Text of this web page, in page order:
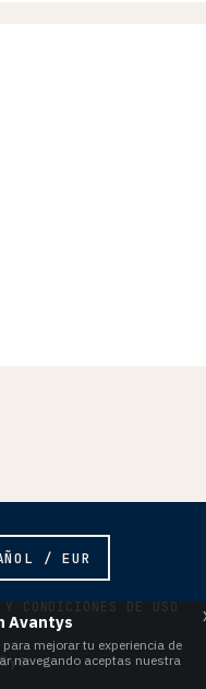
ESPAÑOL / EUR
CONDICIONES DE USO
Avantys
mejorar tu experiencia de
navegando aceptas nuestra